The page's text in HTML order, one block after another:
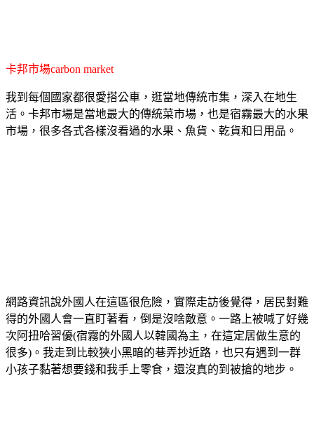
卡邦市場carbon market
我到每個國家都很愛搭公車，逛當地傳統市集，深入在地生
活。 卡邦市場是當地最大的傳統菜市場，也是宿霧最大的水果
市場，很多各式各樣沒看過的水果、魚貨、乾貨和日用品。
網路資訊說外國人在這區很危險，實際走訪後覺得，居民對難
得的外國人會一直盯著看，倒是沒啥敵意。一路上被喊了好幾
次阿扭哈習優(宿霧的外國人以韓國為主，在這定居做生意的
很多)。我走到比較狹小黑暗的巷弄抄近路，也只有遇到一群
小孩子黏著想要錢和我手上零食，還沒真的到被搶的地步。